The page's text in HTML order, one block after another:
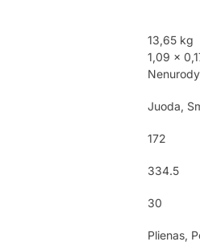
13,65 kg
1,09 ×
Juoda,
172
334.5
30
Plienas,